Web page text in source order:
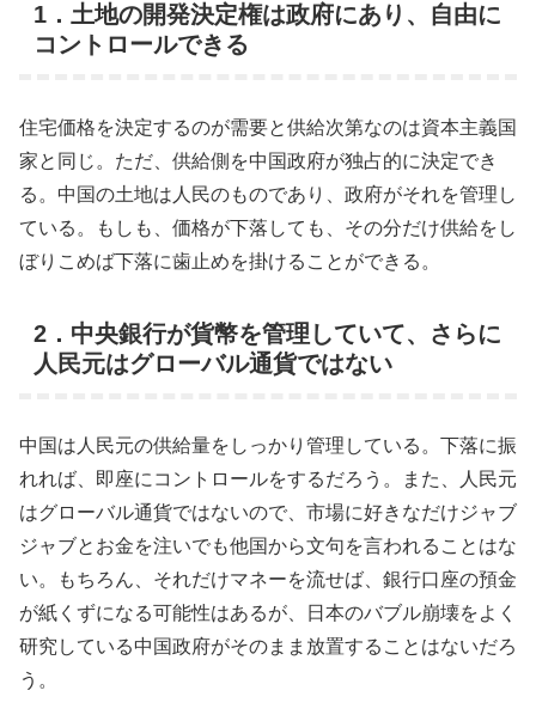
1．土地の開発決定権は政府にあり、自由に
コントロールできる
住宅価格を決定するのが需要と供給次第なのは資本主義国
家と同じ。ただ、供給側を中国政府が独占的に決定でき
る。中国の土地は人民のものであり、政府がそれを管理し
ている。もしも、価格が下落しても、その分だけ供給をし
ぼりこめば下落に歯止めを掛けることができる。
2．中央銀行が貨幣を管理していて、さらに
人民元はグローバル通貨ではない
中国は人民元の供給量をしっかり管理している。下落に振
れれば、即座にコントロールをするだろう。また、人民元
はグローバル通貨ではないので、市場に好きなだけジャブ
ジャブとお金を注いでも他国から文句を言われることはな
い。もちろん、それだけマネーを流せば、銀行口座の預金
が紙くずになる可能性はあるが、日本のバブル崩壊をよく
研究している中国政府がそのまま放置することはないだろ
う。